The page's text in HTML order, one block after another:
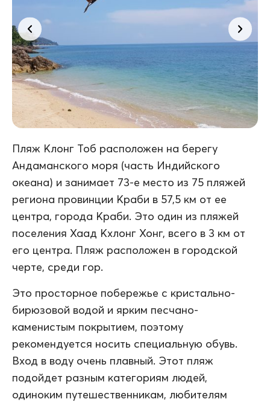
Пляж Клонг Тоб расположен на берегу
Андаманского моря (часть Индийского
океана) и занимает 73-е место из 75 пляжей
региона провинции Краби в 57,5 км от ее
центра, города Краби. Это один из пляжей
поселения Хаад Кхлонг Хонг, всего в 3 км от
его центра. Пляж расположен в городской
черте, среди гор.
Это просторное побережье с кристально-
бирюзовой водой и ярким песчано-
каменистым покрытием, поэтому
рекомендуется носить специальную обувь.
Вход в воду очень плавный. Этот пляж
подойдет разным категориям людей,
одиноким путешественникам, любителям